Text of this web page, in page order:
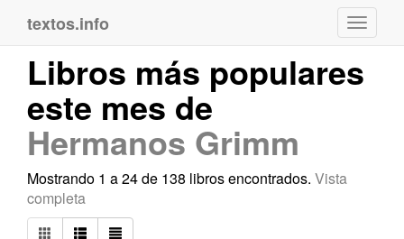
textos.info
Libros más populares
este mes de
Hermanos Grimm
Mostrando 1 a 24 de 138 libros encontrados. Vista
completa